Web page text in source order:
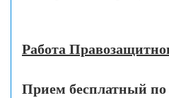
Работа
Прием бесплатный по